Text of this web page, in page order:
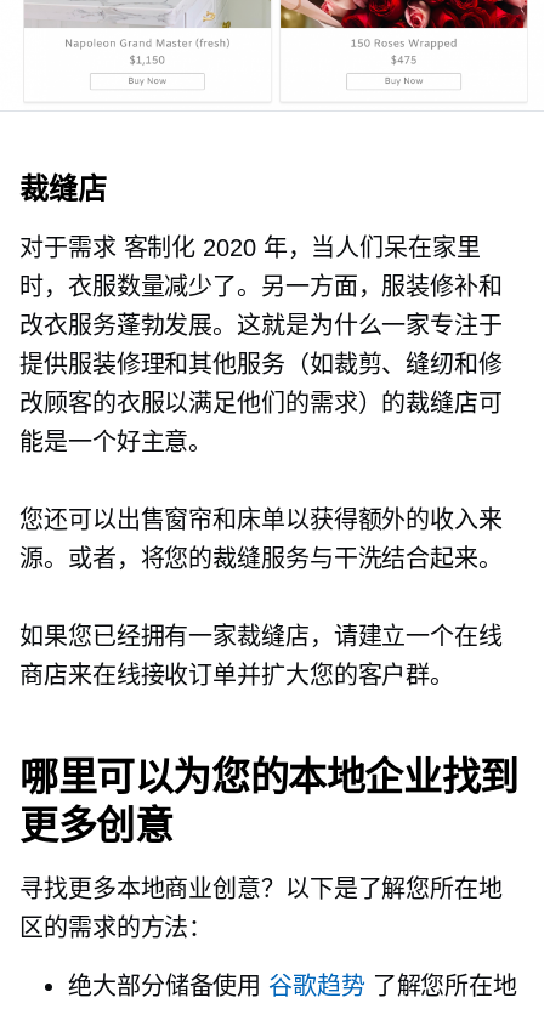
裁缝店
对于需求 客制化 2020 年，当人们呆在家里
时，衣服数量减少了。另一方面，服装修补和
改衣服务蓬勃发展。这就是为什么一家专注于
提供服装修理和其他服务（如裁剪、缝纫和修
改顾客的衣服以满足他们的需求）的裁缝店可
能是一个好主意。
您还可以出售窗帘和床单以获得额外的收入来
源。或者，将您的裁缝服务与干洗结合起来。
如果您已经拥有一家裁缝店，请建立一个在线
商店来在线接收订单并扩大您的客户群。
哪里可以为您的本地企业找到
更多创意
寻找更多本地商业创意？以下是了解您所在地
区的需求的方法：
绝大部分储备使用 谷歌趋势了解您所在地